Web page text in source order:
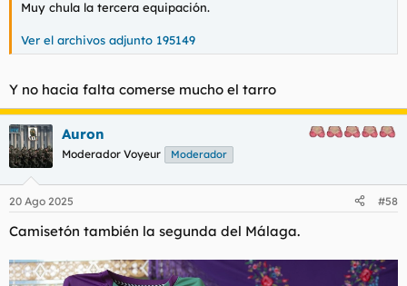
Muy chula la tercera equipación.
Ver el archivos adjunto 195149
Y no hacia falta comerse mucho el tarro
Auron
Moderador Voyeur Moderador
20 Ago 2025 #58
Camisetón también la segunda del Málaga.